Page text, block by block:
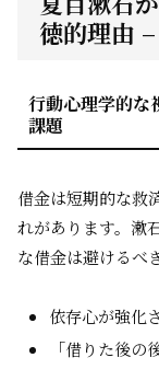
徳的理由
行動心理学的な
課題
借金は短期的な救
れがあります。漱
な借金は避けるべ
依存心が強化
「借りた後